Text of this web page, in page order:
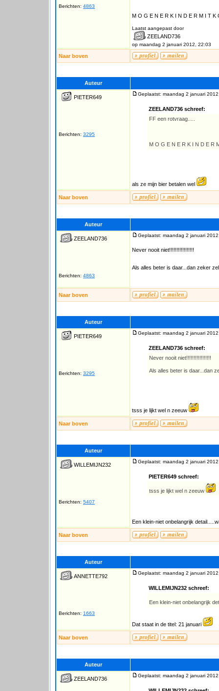
Berichten: 4863
M O G E N E R K I N D E R M I T K
Laatst aangepast door
ZEELAND736
op maandag 2 januari 2012, 22:03
Naar boven
Auteur
PIETER649
Berichten: 3295
Geplaatst: maandag 2 januari
ZEELAND736 schreef:
FF een rotvraag.....
M O G E N E R K I N D E R
als ze mijn bier betalen wel
Naar boven
Auteur
ZEELAND736
Berichten: 4863
Geplaatst: maandag 2 januari
Never nooit niet!!!!!!!!!!!!!!!!!
Als alles beter is daar...dan zeker
Naar boven
Auteur
PIETER649
Berichten: 3295
Geplaatst: maandag 2 januari
ZEELAND736 schreef:
Never nooit niet!!!!!!!!!!!!!!!!!
Als alles beter is daar...dan
tsss je lijkt wel n zeeuw
Naar boven
Auteur
WILLEMIJN232
Berichten: 5407
Geplaatst: maandag 2 januari
PIETER649 schreef:
tsss je lijkt wel n zeeuw
Een klein-niet onbelangrijk
Naar boven
Auteur
ANNETTE792
Berichten: 1663
Geplaatst: maandag 2 januari
WILLEMIJN232 schreef:
Een klein-niet onbelangrijk
Dat staat in de titel: 21 januari
Naar boven
Auteur
ZEELAND736
Geplaatst: maandag 2 januari